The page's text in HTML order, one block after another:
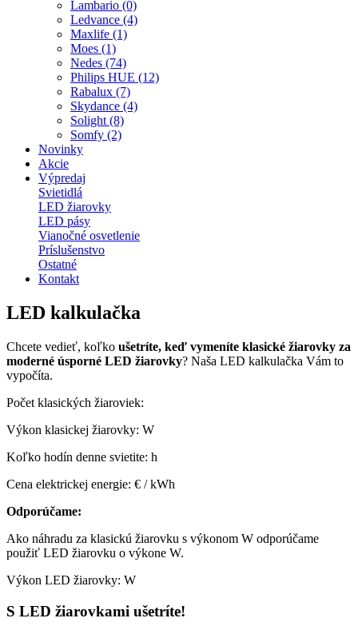
Lambario (0)
Ledvance (4)
Maxlife (1)
Moes (1)
Nedes (74)
Philips HUE (12)
Rabalux (7)
Skydance (4)
Solight (8)
Somfy (2)
Novinky
Akcie
Výpredaj
Svietidlá
LED žiarovky
LED pásy
Vianočné osvetlenie
Príslušenstvo
Ostatné
Kontakt
LED kalkulačka
Chcete vedieť, koľko ušetríte, keď vymeníte klasické žiarovky za
moderné úsporné LED žiarovky? Naša LED kalkulačka Vám to
vypočíta.
Počet klasických žiaroviek:
Výkon klasickej žiarovky: W
Koľko hodín denne svietite: h
Cena elektrickej energie: € / kWh
Odporúčame:
Ako náhradu za klasickú žiarovku s výkonom W odporúčame
použiť LED žiarovku o výkone W.
Výkon LED žiarovky: W
S LED žiarovkami ušetríte!